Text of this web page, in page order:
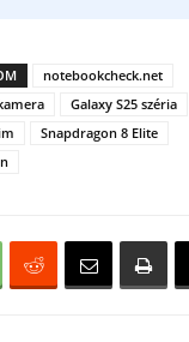
notebookcheck.net
Galaxy S25 széria
Snapdragon 8 Elite